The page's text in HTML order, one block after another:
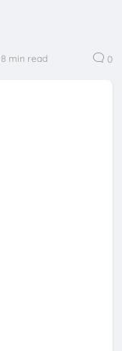
8 min read 0